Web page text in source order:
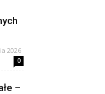
2026
0
–